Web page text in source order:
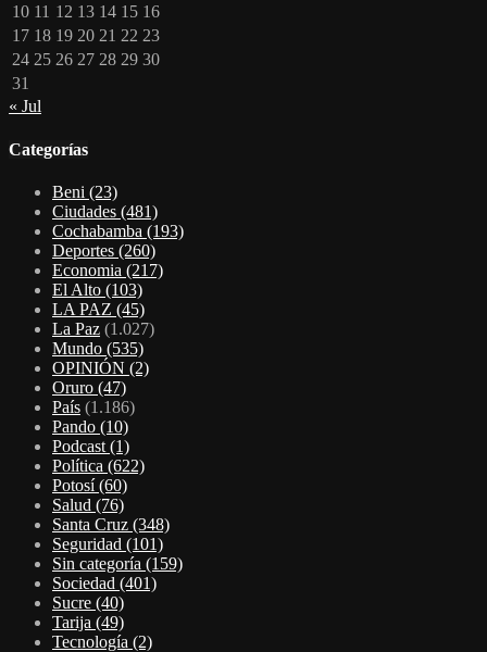
10 11 12 13 14 15 16
17 18 19 20 21 22 23
24 25 26 27 28 29 30
31
« Jul
Categorías
Beni (23)
Ciudades (481)
Cochabamba (193)
Deportes (260)
Economia (217)
El Alto (103)
LA PAZ (45)
La Paz (1.027)
Mundo (535)
OPINIÓN (2)
Oruro (47)
País (1.186)
Pando (10)
Podcast (1)
Política (622)
Potosí(60)
Salud (76)
Santa Cruz (348)
Seguridad (101)
Sin categoría (159)
Sociedad (401)
Sucre (40)
Tarija (49)
Tecnología (2)